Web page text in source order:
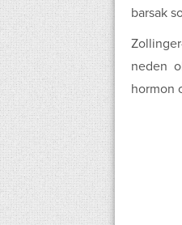
barsak
neden
hormon